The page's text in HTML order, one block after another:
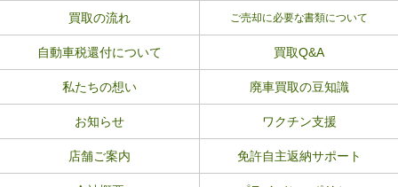
買取の流れ ご売却に必要な書類について
自動車税還付について 買取Q&A
私たちの想い 廃車買取の豆知識
お知らせ ワクチン支援
店舗ご案内 免許自主返納サポート